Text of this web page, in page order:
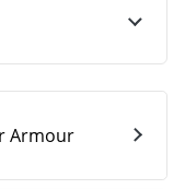
Armour